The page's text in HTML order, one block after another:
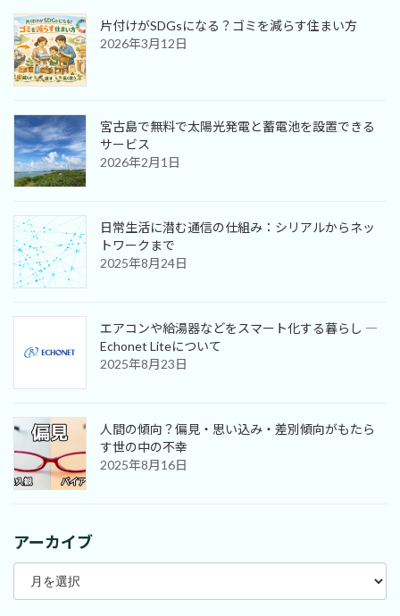
片付けがSDGsになる？ゴミを減らす住まい方
2026年3月12日
宮古島で無料で太陽光発電と蓄電池を設置できる
サービス
2026年2月1日
日常生活に潜む通信の仕組み：シリアルからネッ
トワークまで
2025年8月24日
エアコンや給湯器などをスマート化する暮らし ―
Echonet Liteについて
2025年8月23日
人間の傾向？偏見・思い込み・差別傾向がもたら
す世の中の不幸
2025年8月16日
アーカイブ
ア
カ